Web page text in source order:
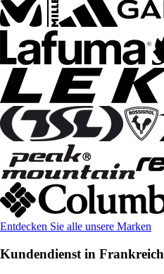
Entdecken Sie alle unsere Marken
Kundendienst in Frankreich